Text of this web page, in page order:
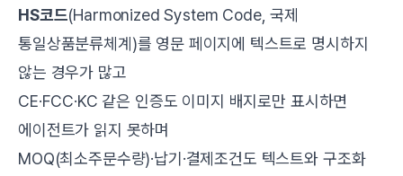
HS코드(Harmonized System Code, 국제
통일상품분류체계)를 영문 페이지에 텍스트로 명시하지
않는 경우가 많고
CE·FCC·KC 같은 인증도 이미지 배지로만 표시하면
에이전트가 읽지 못하며
MOQ(최소주문수량)·납기·결제조건도 텍스트와 구조화